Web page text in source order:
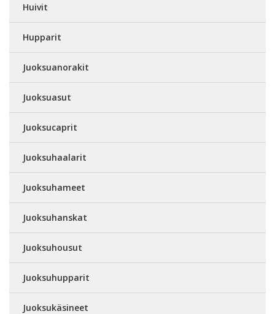
Huivit
Hupparit
Juoksuanorakit
Juoksuasut
Juoksucaprit
Juoksuhaalarit
Juoksuhameet
Juoksuhanskat
Juoksuhousut
Juoksuhupparit
Juoksukäsineet